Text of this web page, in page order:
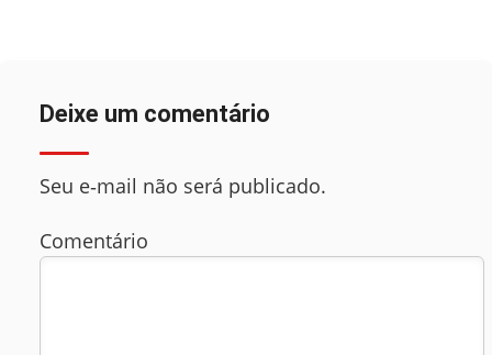
Deixe um comentário
Seu e‑mail não será publicado.
Comentário